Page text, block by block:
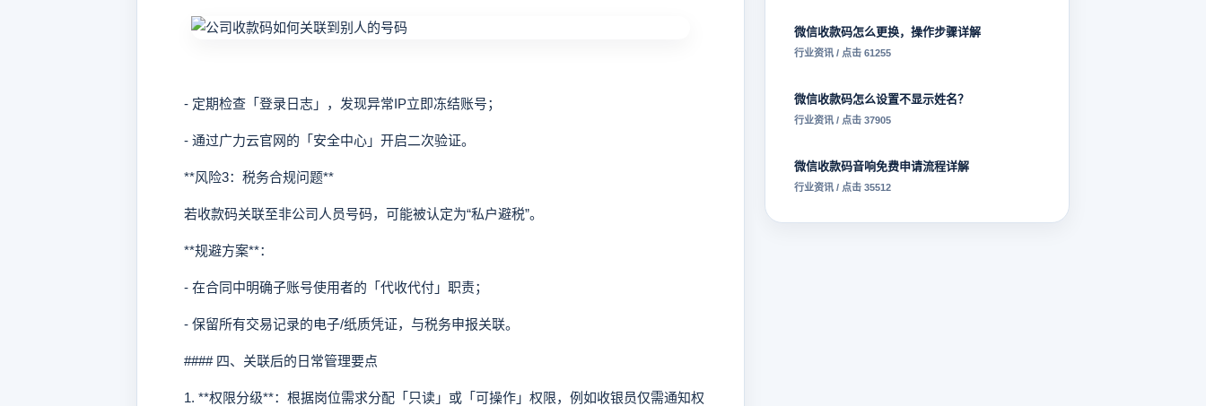
- 定期检查「登录日志」，发现异常IP立即冻结账号；
- 通过广力云官网的「安全中心」开启二次验证。
**风险3：税务合规问题**
若收款码关联至非公司人员号码，可能被认定为“私户避税”。
**规避方案**：
- 在合同中明确子账号使用者的「代收代付」职责；
- 保留所有交易记录的电子/纸质凭证，与税务申报关联。
#### 四、关联后的日常管理要点
1. **权限分级**：根据岗位需求分配「只读」或「可操作」权限，例如收银员仅需通知权
微信收款码怎么更换，操作步骤详解
行业资讯 / 点击 61255
微信收款码怎么设置不显示姓名？
行业资讯 / 点击 37905
微信收款码音响免费申请流程详解
行业资讯 / 点击 35512